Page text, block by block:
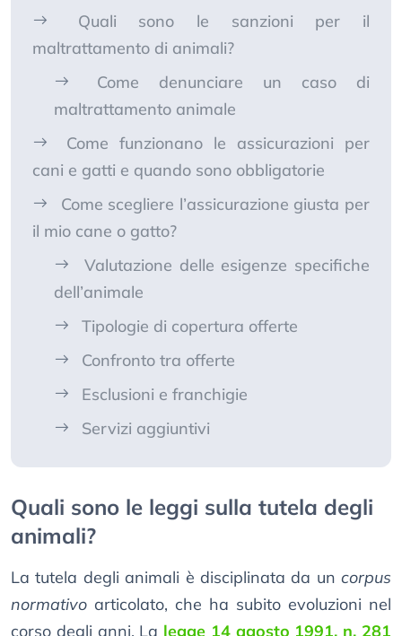
Quali sono le sanzioni per il
maltrattamento di animali?
Come denunciare un caso di
maltrattamento animale
Come funzionano le assicurazioni per
cani e gatti e quando sono obbligatorie
Come scegliere l’assicurazione giusta per
il mio cane o gatto?
Valutazione delle esigenze specifiche
dell’animale
Tipologie di copertura offerte
Confronto tra offerte
Esclusioni e franchigie
Servizi aggiuntivi
Quali sono le leggi sulla tutela degli
animali?
La tutela degli animali è disciplinata da un corpus
normativo articolato, che ha subito evoluzioni nel
corso degli anni. La legge 14 agosto 1991, n. 281